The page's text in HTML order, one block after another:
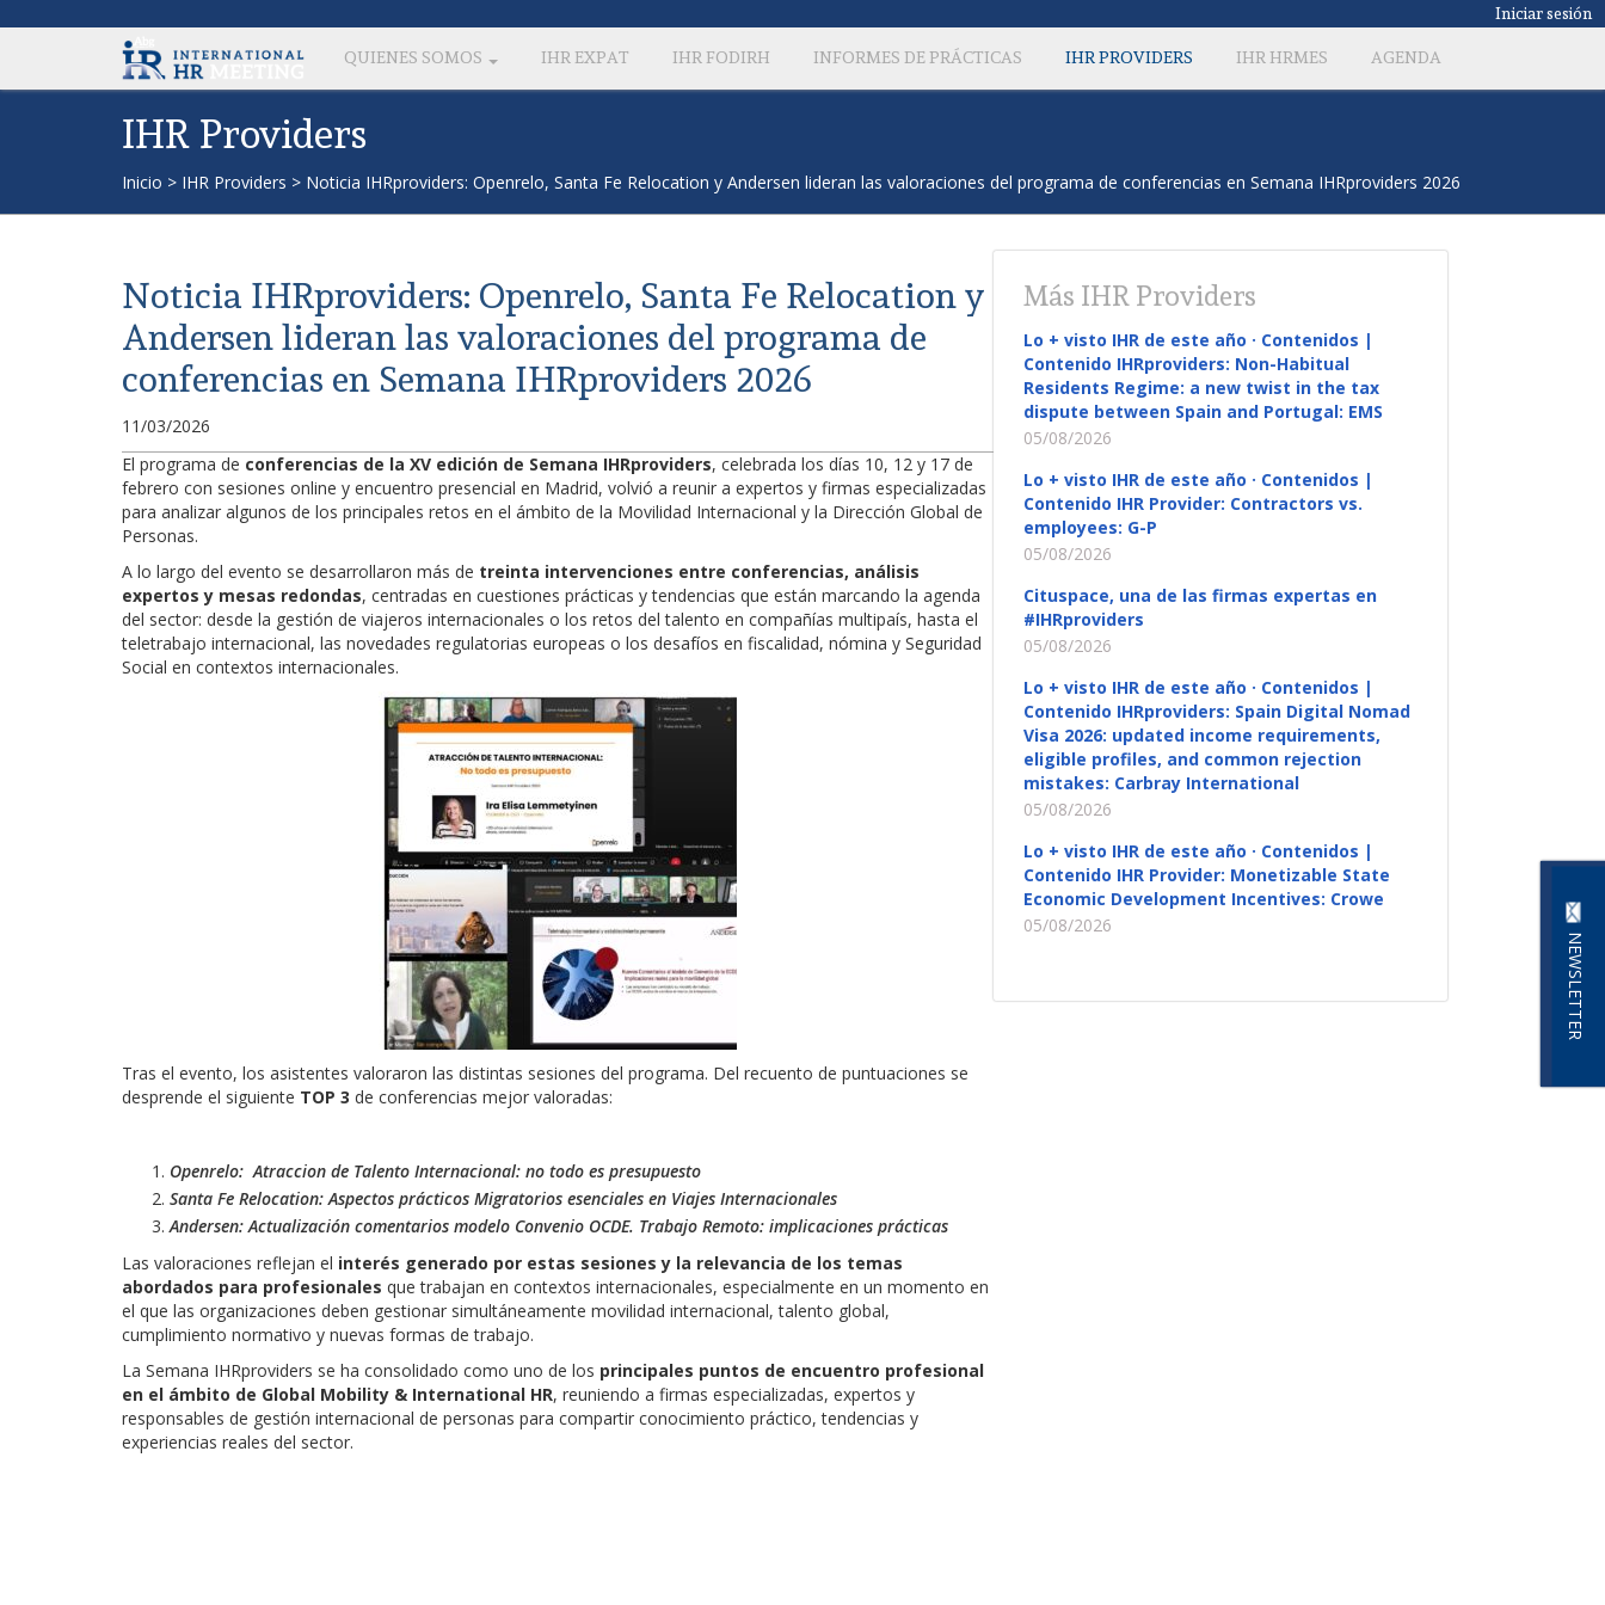
Iniciar sesión
QUIENES SOMOS IHR EXPAT IHR FODIRH INFORMES DE PRÁCTICAS IHR PROVIDERS IHR HRMES AGENDA
NEWSLETTER
IHR Providers
Inicio > IHR Providers > Noticia IHRproviders: Openrelo, Santa Fe Relocation y Andersen lideran las valoraciones del programa de conferencias en Semana IHRproviders 2026
Noticia IHRproviders: Openrelo, Santa Fe Relocation y
Andersen lideran las valoraciones del programa de
conferencias en Semana IHRproviders 2026
11/03/2026
El programa de conferencias de la XV edición de Semana IHRproviders, celebrada los días 10, 12 y 17 de
febrero con sesiones online y encuentro presencial en Madrid, volvió a reunir a expertos y firmas especializadas
para analizar algunos de los principales retos en el ámbito de la Movilidad Internacional y la Dirección Global de
Personas.
A lo largo del evento se desarrollaron más de treinta intervenciones entre conferencias, análisis
expertos y mesas redondas, centradas en cuestiones prácticas y tendencias que están marcando la agenda
del sector: desde la gestión de viajeros internacionales o los retos del talento en compañías multipaís, hasta el
teletrabajo internacional, las novedades regulatorias europeas o los desafíos en fiscalidad, nómina y Seguridad
Social en contextos internacionales.
Tras el evento, los asistentes valoraron las distintas sesiones del programa. Del recuento de puntuaciones se
desprende el siguiente TOP 3 de conferencias mejor valoradas:
Openrelo: Atraccion de Talento Internacional: no todo es presupuesto
Santa Fe Relocation: Aspectos prácticos Migratorios esenciales en Viajes Internacionales
Andersen: Actualización comentarios modelo Convenio OCDE. Trabajo Remoto: implicaciones prácticas
Las valoraciones reflejan el interés generado por estas sesiones y la relevancia de los temas
abordados para profesionales que trabajan en contextos internacionales, especialmente en un momento en
el que las organizaciones deben gestionar simultáneamente movilidad internacional, talento global,
cumplimiento normativo y nuevas formas de trabajo.
La Semana IHRproviders se ha consolidado como uno de los principales puntos de encuentro profesional
en el ámbito de Global Mobility & International HR, reuniendo a firmas especializadas, expertos y
responsables de gestión internacional de personas para compartir conocimiento práctico, tendencias y
experiencias reales del sector.
Más IHR Providers
Lo + visto IHR de este año · Contenidos |
Contenido IHRproviders: Non-Habitual
Residents Regime: a new twist in the tax
dispute between Spain and Portugal: EMS
05/08/2026
Lo + visto IHR de este año · Contenidos |
Contenido IHR Provider: Contractors vs.
employees: G-P
05/08/2026
Cituspace, una de las firmas expertas en
#IHRproviders
05/08/2026
Lo + visto IHR de este año · Contenidos |
Contenido IHRproviders: Spain Digital Nomad
Visa 2026: updated income requirements,
eligible profiles, and common rejection
mistakes: Carbray International
05/08/2026
Lo + visto IHR de este año · Contenidos |
Contenido IHR Provider: Monetizable State
Economic Development Incentives: Crowe
05/08/2026